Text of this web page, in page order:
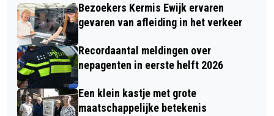
Bezoekers Kermis Ewijk ervaren
gevaren van afleiding in het verkeer
Recordaantal meldingen over
nepagenten in eerste helft 2026
Een klein kastje met grote
maatschappelijke betekenis